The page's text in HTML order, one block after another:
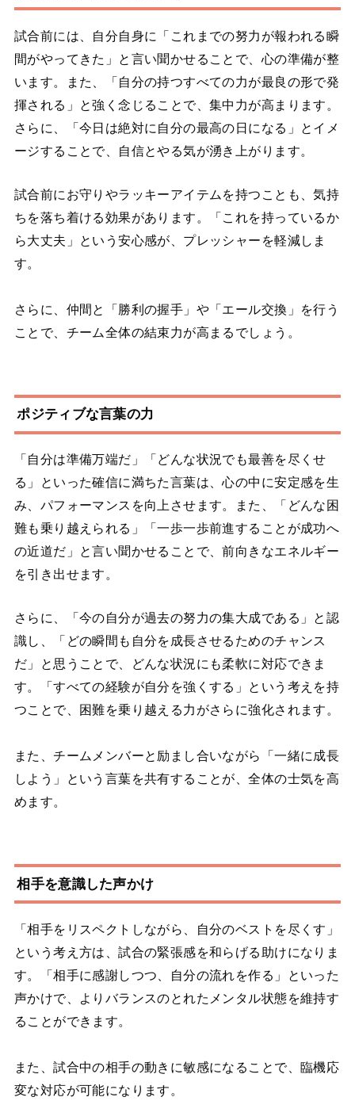
試合前には、自分自身に「これまでの努力が報われる瞬
間がやってきた」と言い聞かせることで、心の準備が整
います。また、「自分の持つすべての力が最良の形で発
揮される」と強く念じることで、集中力が高まります。
さらに、「今日は絶対に自分の最高の日になる」とイメ
ージすることで、自信とやる気が湧き上がります。
試合前にお守りやラッキーアイテムを持つことも、気持
ちを落ち着ける効果があります。「これを持っているか
ら大丈夫」という安心感が、プレッシャーを軽減しま
す。
さらに、仲間と「勝利の握手」や「エール交換」を行う
ことで、チーム全体の結束力が高まるでしょう。
ポジティブな言葉の力
「自分は準備万端だ」「どんな状況でも最善を尽くせ
る」といった確信に満ちた言葉は、心の中に安定感を生
み、パフォーマンスを向上させます。また、「どんな困
難も乗り越えられる」「一歩一歩前進することが成功へ
の近道だ」と言い聞かせることで、前向きなエネルギー
を引き出せます。
さらに、「今の自分が過去の努力の集大成である」と認
識し、「どの瞬間も自分を成長させるためのチャンス
だ」と思うことで、どんな状況にも柔軟に対応できま
す。「すべての経験が自分を強くする」という考えを持
つことで、困難を乗り越える力がさらに強化されます。
また、チームメンバーと励まし合いながら「一緒に成長
しよう」という言葉を共有することが、全体の士気を高
めます。
相手を意識した声かけ
「相手をリスペクトしながら、自分のベストを尽くす」
という考え方は、試合の緊張感を和らげる助けになりま
す。「相手に感謝しつつ、自分の流れを作る」といった
声かけで、よりバランスのとれたメンタル状態を維持す
ることができます。
また、試合中の相手の動きに敏感になることで、臨機応
変な対応が可能になります。